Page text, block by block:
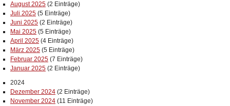
August 2025 (2 Einträge)
Juli 2025 (5 Einträge)
Juni 2025 (2 Einträge)
Mai 2025 (5 Einträge)
April 2025 (4 Einträge)
März 2025 (5 Einträge)
Februar 2025 (7 Einträge)
Januar 2025 (2 Einträge)
2024
Dezember 2024 (2 Einträge)
November 2024 (11 Einträge)